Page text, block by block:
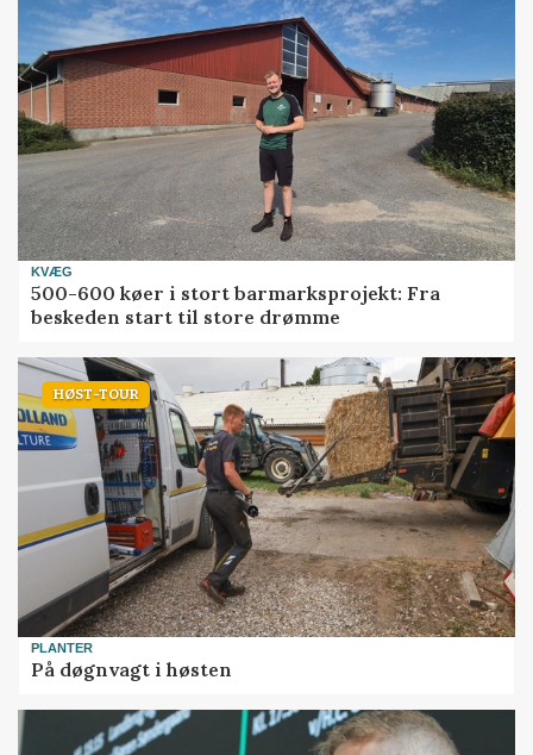
KVÆG
500-600 køer i stort barmarksprojekt: Fra
beskeden start til store drømme
HØST-TOUR
PLANTER
På døgnvagt i høsten